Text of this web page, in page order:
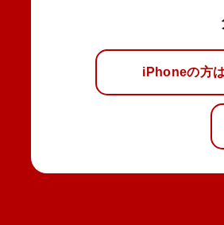
iPhoneの方